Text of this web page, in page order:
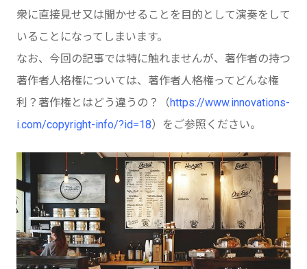
衆に直接見せ又は聞かせることを目的として演奏をして
いることになってしまいます。
なお、今回の記事では特に触れませんが、著作者の持つ
著作者人格権については、著作者人格権ってどんな権
利？著作権とはどう違うの？（https://www.innovations-
i.com/copyright-info/?id=18）をご参照ください。